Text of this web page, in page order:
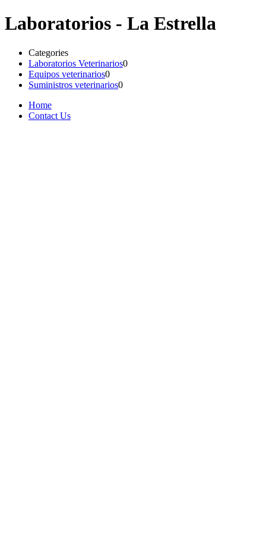
Laboratorios - La Estrella
Categories
Laboratorios Veterinarios0
Equipos veterinarios0
Suministros veterinarios0
Home
Contact Us